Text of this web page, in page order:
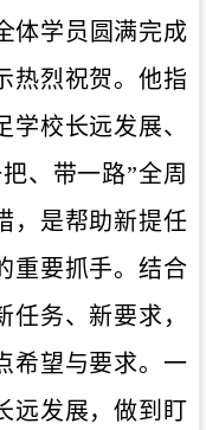
体学员圆满完成
热烈祝贺。他指
校长远发展、
、带一路”全周
，是帮助新提任
重要抓手。结合
务、新要求，
希望与要求。一
远发展，做到盯